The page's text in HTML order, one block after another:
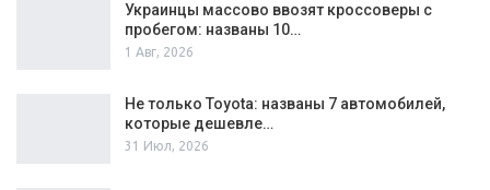
Украинцы массово ввозят кроссоверы с
пробегом: названы 10…
1 Авг, 2026
Не только Toyota: названы 7 автомобилей,
которые дешевле…
31 Июл, 2026